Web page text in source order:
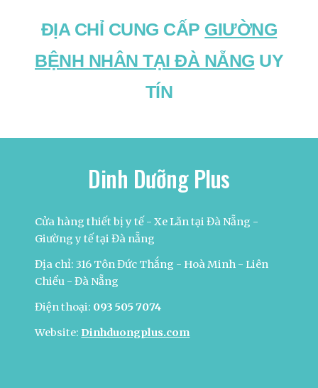
ĐỊA CHỈ CUNG CẤP GIƯỜNG
BỆNH NHÂN TẠI ĐÀ NẴNG UY
TÍN
Dinh Dưỡng Plus
Cửa hàng thiết bị y tế - Xe Lăn tại Đà Nẵng -
Giường y tế tại Đà nẵng
Địa chỉ: 316 Tôn Đức Thắng - Hoà Minh - Liên
Chiểu - Đà Nẵng
Điện thoại: 093 505 7074
Website:Dinhduongplus.com